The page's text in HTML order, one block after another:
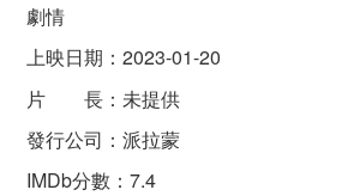
劇情
上映日期：2023-01-20
片 長：未提供
發行公司：派拉蒙
IMDb分數：7.4